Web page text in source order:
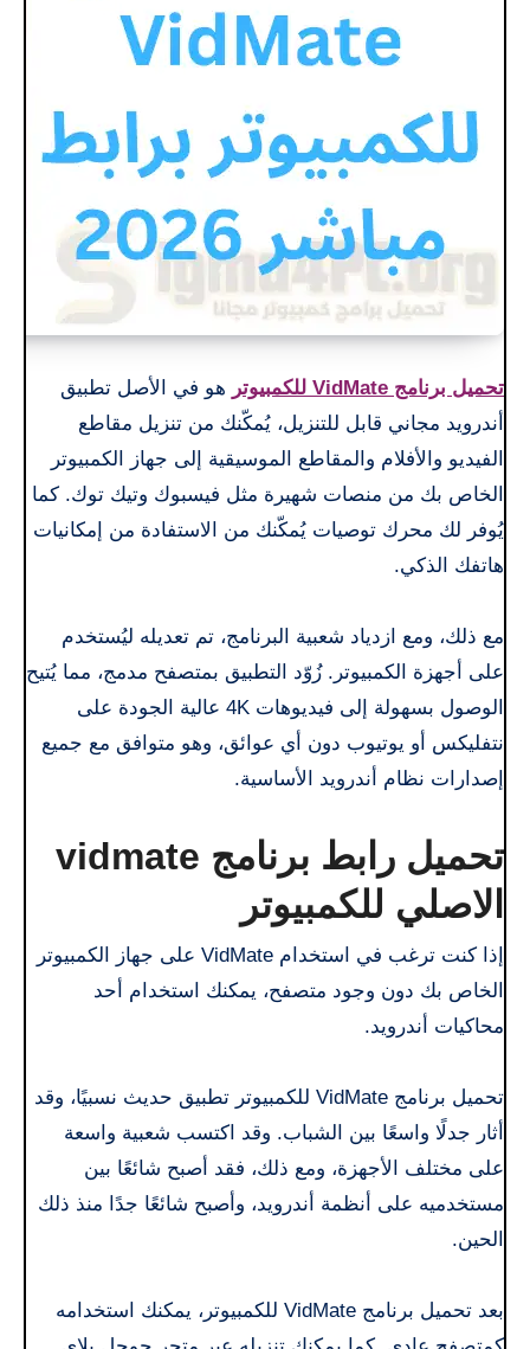
تحميل برنامج VidMate للكمبيوتر
هو في الأصل تطبيق
أندرويد مجاني قابل للتنزيل، يُمكّنك من تنزيل مقاطع
الفيديو والأفلام والمقاطع الموسيقية إلى جهاز الكمبيوتر
الخاص بك من منصات شهيرة مثل فيسبوك وتيك توك. كما
يُوفر لك محرك توصيات يُمكّنك من الاستفادة من إمكانيات
هاتفك الذكي.
مع ذلك، ومع ازدياد شعبية البرنامج، تم تعديله ليُستخدم
على أجهزة الكمبيوتر. زُوّد التطبيق بمتصفح مدمج، مما يُتيح
الوصول بسهولة إلى فيديوهات 4K عالية الجودة على
نتفليكس أو يوتيوب دون أي عوائق، وهو متوافق مع جميع
إصدارات نظام أندرويد الأساسية.
تحميل رابط برنامج vidmate
الاصلي للكمبيوتر
إذا كنت ترغب في استخدام VidMate على جهاز الكمبيوتر
الخاص بك دون وجود متصفح، يمكنك استخدام أحد
محاكيات أندرويد.
تحميل برنامج VidMate للكمبيوتر تطبيق حديث نسبيًا، وقد
أثار جدلًا واسعًا بين الشباب. وقد اكتسب شعبية واسعة
على مختلف الأجهزة، ومع ذلك، فقد أصبح شائعًا بين
مستخدميه على أنظمة أندرويد، وأصبح شائعًا جدًا منذ ذلك
الحين.
بعد تحميل برنامج VidMate للكمبيوتر، يمكنك استخدامه